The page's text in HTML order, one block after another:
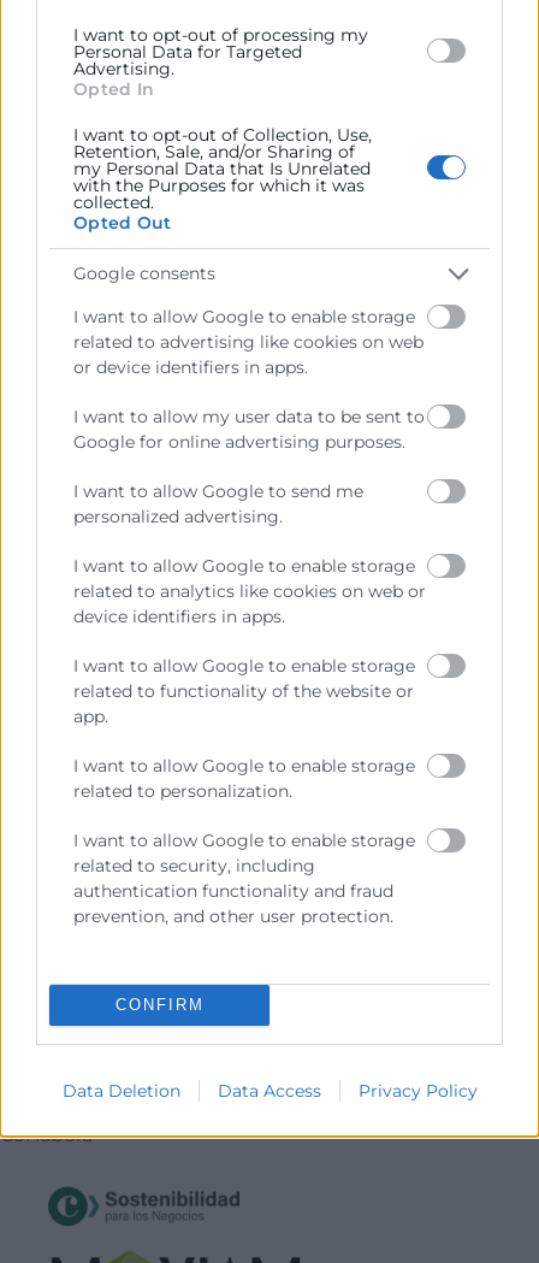
I want to opt-out of processing my
Personal Data for Targeted
Advertising.
Opted In
I want to opt-out of Collection, Use,
Retention, Sale, and/or Sharing of
my Personal Data that Is Unrelated
with the Purposes for which it was
collected.
Opted Out
Google consents
I want to allow Google to enable storage
related to advertising like cookies on web
or device identifiers in apps.
I want to allow my user data to be sent to
Google for online advertising purposes.
I want to allow Google to send me
personalized advertising.
I want to allow Google to enable storage
related to analytics like cookies on web or
device identifiers in apps.
I want to allow Google to enable storage
related to functionality of the website or
app.
I want to allow Google to enable storage
related to personalization.
I want to allow Google to enable storage
related to security, including
authentication functionality and fraud
prevention, and other user protection.
CONFIRM
Data Deletion Data Access Privacy Policy
Jose Aparici,Responsable Oficina de
Sostenibilidad, Cámara de Comercio de
Valencia.
CarmenRuiz, Técnica de Orientación e
Innovación para el Empleo y Prospección
Empresas,MancomunitatCamp de
09:50
Qué implica realmente la normativa de movilidad
al trabajo para las empresas.
Gregorio Serrano,Director Académico de
Moviam, Director General de Tráfico (2016-18)
10:15
Plan de movilidad para empresas: por dónde
empezar
Juan Bueno,CEO deMovea
Consulting
10:40
activar el plan de movilidad.
Gregorio Serrano,Director Académico de
11:05
Turno de preguntas y clausura
Patrocina
Organitza
Col·labora